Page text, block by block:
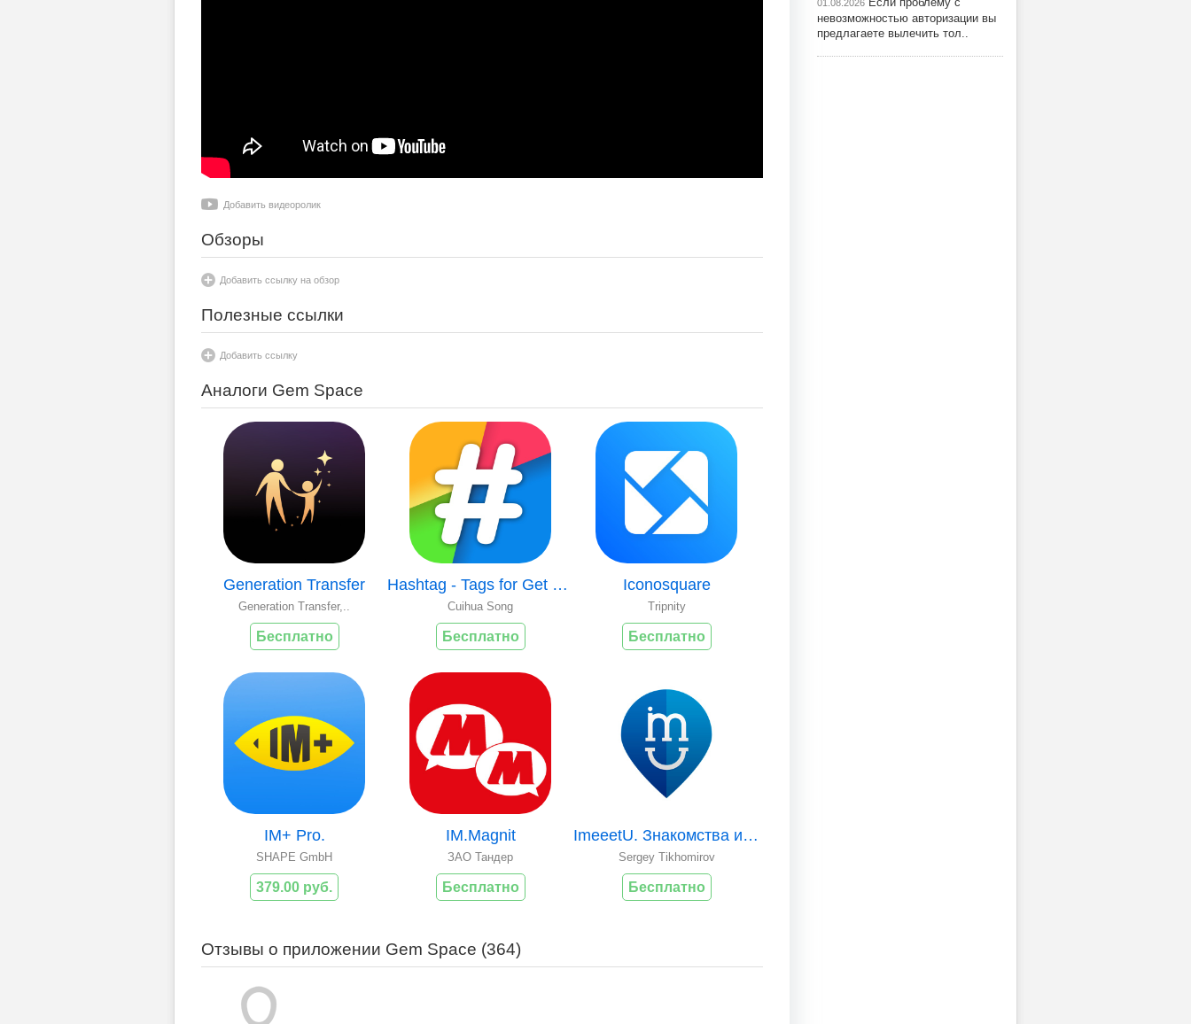
Добавить видеоролик
Обзоры
Добавить ссылку на обзор
Полезные ссылки
Добавить ссылку
Аналоги Gem Space
Generation Transfer
Generation Transfer,..
Бесплатно
Hashtag - Tags for Get Likes
Cuihua Song
Бесплатно
Iconosquare
Tripnity
Бесплатно
IM+ Pro.
SHAPE GmbH
379.00 руб.
IM.Magnit
ЗАО Тандер
Бесплатно
ImeeetU. Знакомства и общение
Sergey Tikhomirov
Бесплатно
Отзывы о приложении Gem Space (364)
01.08.2026
невозможностью авторизации вы
предлагаете вылечить тол..